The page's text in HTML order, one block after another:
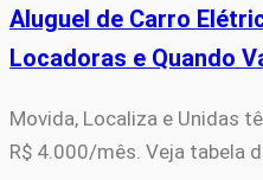
Aluguel de Carro
Locadoras e Quando
Movida, Localiza e Unidas
R$ 4.000/mês. Veja tabela